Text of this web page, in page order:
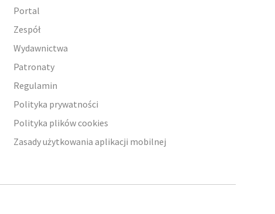
Portal
Zespół
Wydawnictwa
Patronaty
Regulamin
Polityka prywatności
Polityka plików cookies
Zasady użytkowania aplikacji mobilnej